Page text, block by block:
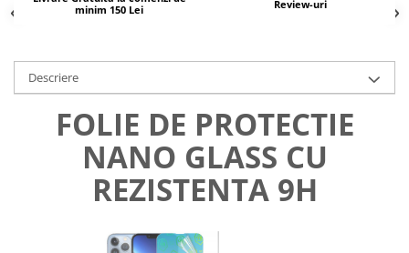
minim 150 Lei
Review-uri
Descriere
FOLIE DE PROTECTIE
NANO GLASS CU
REZISTENTA 9H